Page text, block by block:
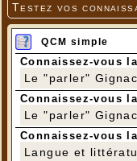
Testez vos
QCM simple
Connaissez-vous
Le "parler"
Connaissez-vous
Le "parler"
Connaissez-vous
Langue et